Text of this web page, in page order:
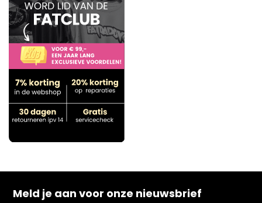
Meld je aan voor onze nieuwsbrief